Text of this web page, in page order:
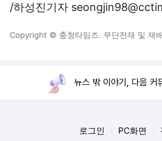
/하성진기자
Copyright © 충청타임즈. 무단전재 및 재
뉴스 밖 이야기, 다음 커
로그인 PC화면